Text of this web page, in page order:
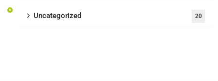
Uncategorized 20